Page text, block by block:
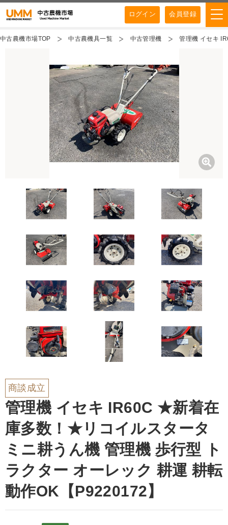
ログイン 会員登録
中古農機市場TOP 中古農機具一覧 中古管理機 管理機 イセキ
商談成立
管理機 イセキ IR60C ★新着在
庫多数！★リコイルスタータ
ミニ耕うん機 管理機 歩行型 ト
ラクター オーレック 耕運 耕転
動作OK【P9220172】